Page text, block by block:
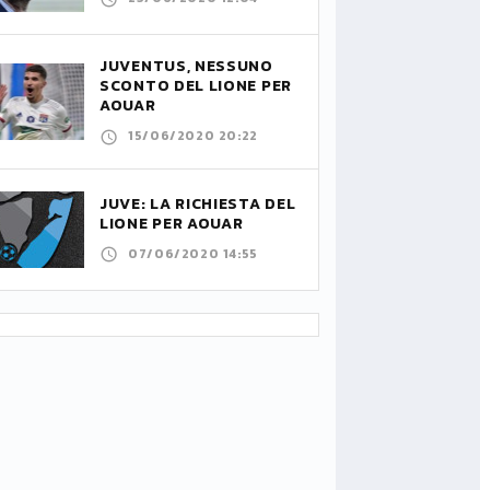
JUVENTUS, NESSUNO
SCONTO DEL LIONE PER
AOUAR
15/06/2020 20:22
JUVE: LA RICHIESTA DEL
LIONE PER AOUAR
07/06/2020 14:55